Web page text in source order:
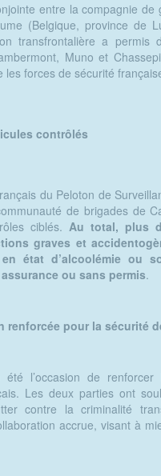
entre la compagnie
(Belgique, province de
transfrontalière a
Muno et
les forces de sécurité
contrôlés
du Peloton de
de brigades de
ciblés. Au total, plus
graves et
état d’alcoolémie ou
ou sans permis.
renforcée pour la sécurité
l’occasion de
Les deux parties ont
contre la criminalité
accrue, visant à